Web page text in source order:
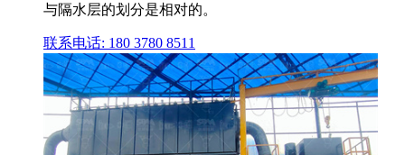
与隔水层的划分是相对的。
联系电话: 180 3780 8511